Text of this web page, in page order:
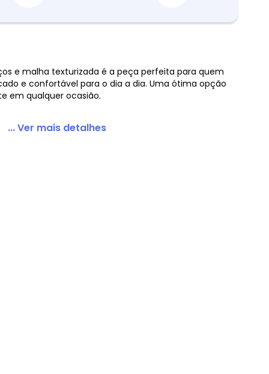
de Viscose
e malha texturizada é a peça perfeita para quem
e confortável para o dia a dia. Uma ótima opção
em qualquer ocasião.
... Ver mais detalhes